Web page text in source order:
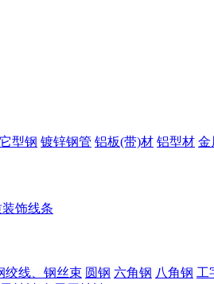
型钢 镀锌钢管 铝板(带)材 铝型材 金
装饰线条
绞线、钢丝束 圆钢 六角钢 八角钢 工